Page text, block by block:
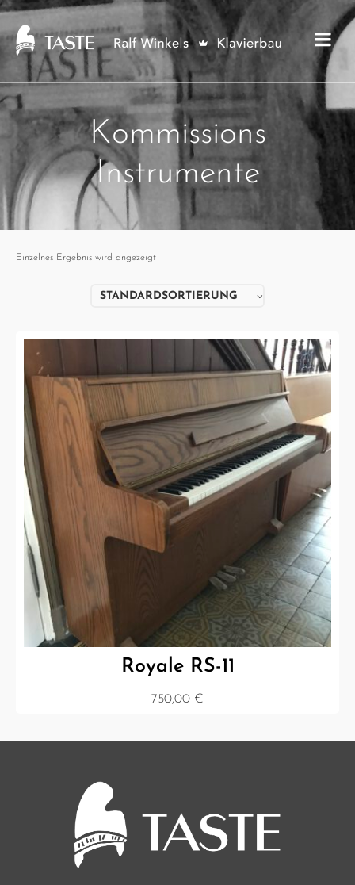
Kommissions
Instrumente
Einzelnes Ergebnis wird angezeigt
STANDARDSORTIERUNG
Royale RS-11
750,00 €